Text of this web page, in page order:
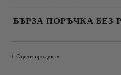
БЪРЗА ПОРЪЧКА БЕЗ
Оцени продукта